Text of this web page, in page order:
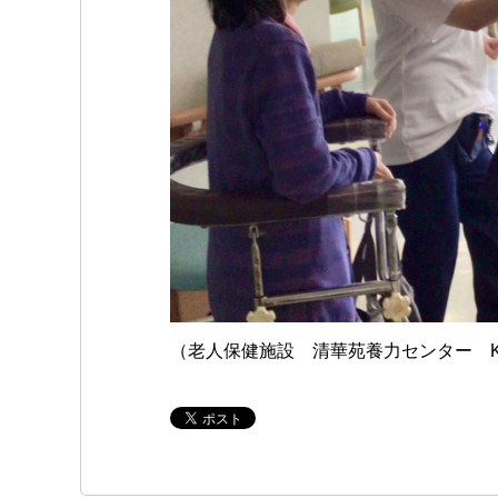
（老人保健施設 清華苑養力センター